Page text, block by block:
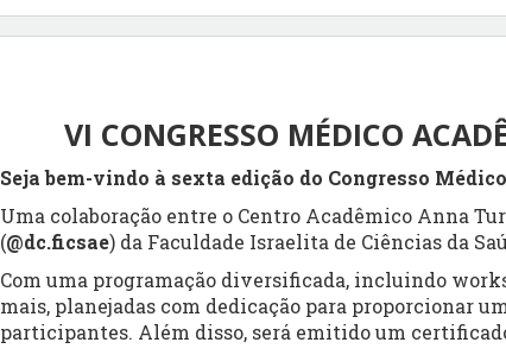
VI CONGRESSO MÉDICO
Seja bem-vindo à sexta edição do Congresso
Uma colaboração entre o Centro Acadêmico Anna
(@dc.ficsae) da Faculdade Israelita de Ciências da
Com uma programação diversificada, incluindo
mais, planejadas com dedicação para proporcionar
participantes. Além disso, será emitido um